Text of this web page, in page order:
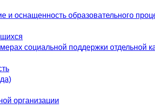
и оснащенность образовательного
социальной поддержки отдельной
организации